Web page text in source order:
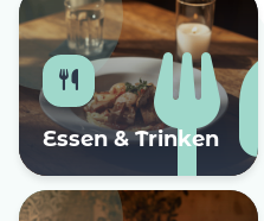
Essen & Trinken